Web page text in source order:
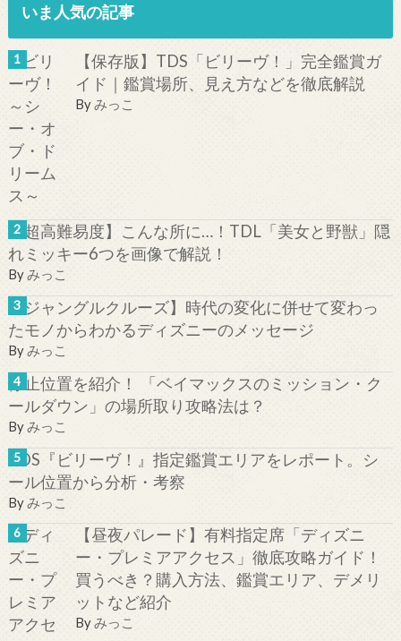
いま人気の記事
【保存版】TDS「ビリーヴ！」完全鑑賞ガ
イド｜鑑賞場所、見え方などを徹底解説
Byみっこ
【超高難易度】こんな所に…！TDL「美女と野獣」隠
れミッキー6つを画像で解説！
Byみっこ
【ジャングルクルーズ】時代の変化に併せて変わっ
たモノからわかるディズニーのメッセージ
Byみっこ
停止位置を紹介！ 「ベイマックスのミッション・ク
ールダウン」の場所取り攻略法は？
Byみっこ
TDS『ビリーヴ！』指定鑑賞エリアをレポート。シ
ール位置から分析・考察
By みっこ
【昼夜パレード】有料指定席「ディズニ
ー・プレミアアクセス」徹底攻略ガイド！
買うべき？購入方法、鑑賞エリア、デメリ
ットなど紹介
Byみっこ